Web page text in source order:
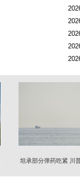
坦承部分弹药吃紧 川